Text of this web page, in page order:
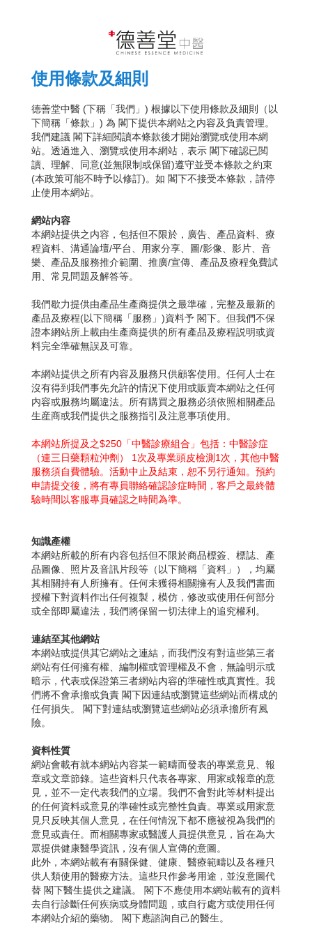
使用條款及細則
德善堂中醫 (下稱「我們」) 根據以下使用條款及細則（以
下簡稱「條款」) 為 閣下提供本網站之内容及負責管理。
我們建議 閣下詳細閲讀本條款後才開始瀏覽或使用本網
站。透過進入、瀏覽或使用本網站，表示 閣下確認已閲
讀、理解、同意(並無限制或保留)遵守並受本條款之約束
(本政策可能不時予以修訂)。如 閣下不接受本條款，請停
止使用本網站。
網站内容
本網站提供之内容，包括但不限於，廣告、產品資料、療
程資料、溝通論壇/平台、用家分享、圖/影像、影片、音
樂、產品及服務推介範圍、推廣/宣傳、產品及療程免費試
用、常見問題及解答等。
我們歇力提供由產品生產商提供之最準確，完整及最新的
產品及療程(以下簡稱「服務」)資料予 閣下。但我們不保
證本網站所上載由生產商提供的所有產品及療程説明或資
料完全準確無誤及可靠。
本網站提供之所有内容及服務只供顧客使用。任何人士在
沒有得到我們事先允許的情況下使用或販賣本網站之任何
内容或服務均屬違法。所有購買之服務必須依照相關產品
生産商或我們提供之服務指引及注意事項使用。
本網站所提及之$250「中醫診療組合」包括：中醫診症
（連三日藥顆粒沖劑） 1次及專業頭皮檢測1次，其他中醫
服務須自費體驗。活動中止及結束，恕不另行通知。預約
申請提交後，將有專員聯絡確認診症時間，客戶之最終體
知識產權
本網站所載的所有内容包括但不限於商品標簽、標誌、產
品圖像、照片及音訊片段等（以下簡稱「資料」），均屬
其相關持有人所擁有。任何未獲得相關擁有人及我們書面
授權下對資料作出任何複製，模仿，修改或使用任何部分
或全部即屬違法，我們將保留一切法律上的追究權利。
連結至其他網站
本網站或提供其它網站之連結，而我們沒有對這些第三者
網站有任何擁有權、編制權或管理權及不會，無論明示或
暗示，代表或保證第三者網站内容的準確性或真實性。我
們將不會承擔或負責 閣下因連結或瀏覽這些網站而構成的
任何損失。 閣下對連結或瀏覽這些網站必須承擔所有風
險。
資料性質
網站會載有就本網站內容某一範疇而發表的專業意見、報
章或文章節錄。這些資料只代表各專家、用家或報章的意
見，並不一定代表我們的立場。我們不會對此等材料提出
的任何資料或意見的準確性或完整性負責。專業或用家意
見只反映其個人意見，在任何情況下都不應被視為我們的
意見或責任。而相關專家或醫護人員提供意見，旨在為大
眾提供健康醫學資訊，沒有個人宣傳的意圖。
此外，本網站載有有關保健、健康、醫療範疇以及各種只
供人類使用的醫療方法。這些只作參考用途，並沒意圖代
替 閣下醫生提供之建議。 閣下不應使用本網站載有的資料
去自行診斷任何疾病或身體問題，或自行處方或使用任何
本網站介紹的藥物。 閣下應諮詢自己的醫生。